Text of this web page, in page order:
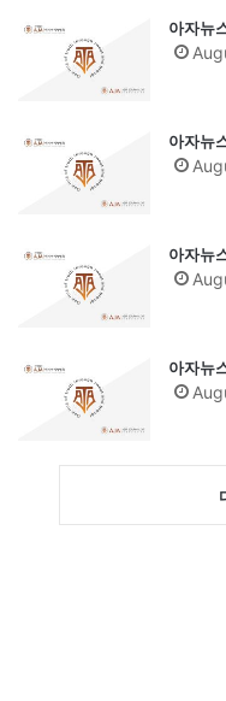
아자뉴
아자뉴
아자뉴
아자뉴